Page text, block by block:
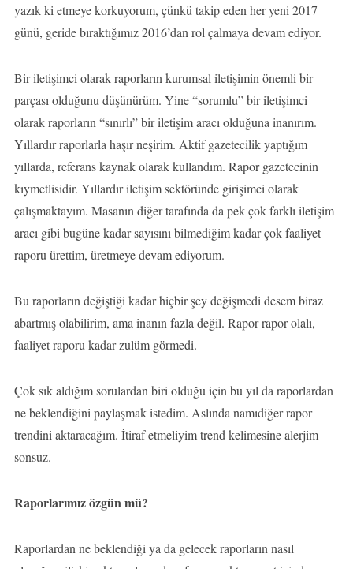
yazık ki etmeye korkuyorum, çünkü takip eden her yeni 2017
günü, geride bıraktığımız 2016’dan rol çalmaya devam ediyor.
Bir iletişimci olarak raporların kurumsal iletişimin önemli bir
parçası olduğunu düşünürüm. Yine “sorumlu” bir iletişimci
olarak raporların “sınırlı” bir iletişim aracı olduğuna inanırım.
Yıllardır raporlarla haşır neşirim. Aktif gazetecilik yaptığım
yıllarda, referans kaynak olarak kullandım. Rapor gazetecinin
kıymetlisidir. Yıllardır iletişim sektöründe girişimci olarak
çalışmaktayım. Masanın diğer tarafında da pek çok farklı iletişim
aracı gibi bugüne kadar sayısını bilmediğim kadar çok faaliyet
raporu ürettim, üretmeye devam ediyorum.
Bu raporların değiştiği kadar hiçbir şey değişmedi desem biraz
abartmış olabilirim, ama inanın fazla değil. Rapor rapor olalı,
faaliyet raporu kadar zulüm görmedi.
Çok sık aldığım sorulardan biri olduğu için bu yıl da raporlardan
ne beklendiğini paylaşmak istedim. Aslında namıdiğer rapor
trendini aktaracağım. İtiraf etmeliyim trend kelimesine alerjim
sonsuz.
Raporlarımız özgün mü?
Raporlardan ne beklendiği ya da gelecek raporların nasıl